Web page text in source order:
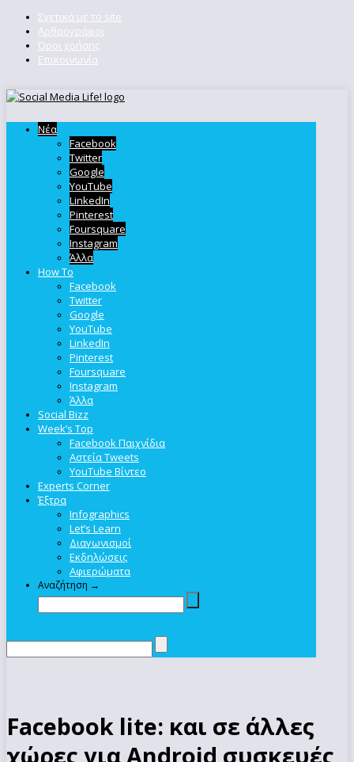
Σχετικά με το site
Αρθρογράφοι
Όροι χρήσης
Επικοινωνία
Νέα
Facebook
Twitter
Google
YouTube
LinkedIn
Pinterest
Foursquare
Instagram
Άλλα
How To
Facebook
Twitter
Google
YouTube
LinkedIn
Pinterest
Foursquare
Instagram
Άλλα
Social Bizz
Week’s Top
Facebook Παιχνίδια
Αστεία Tweets
YouTube Βίντεο
Experts Corner
Έξτρα
Infographics
Let’s Learn
Διαγωνισμοί
Εκδηλώσεις
Αφιερώματα
Αναζήτηση →
Facebook lite: και σε άλλες
χώρες για Android συσκευές